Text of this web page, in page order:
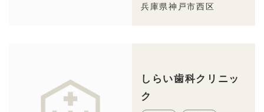
兵庫県神戸市西区
しらい歯科クリニッ
ク